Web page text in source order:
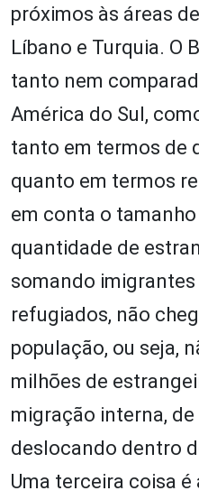
próximos às áreas
Líbano e Turquia. O
tanto nem
América do Sul,
tanto em termos de
quanto em termos
em conta o
quantidade de
somando
refugiados, não
população, ou seja,
milhões de
migração interna,
deslocando dentro
Uma terceira coisa